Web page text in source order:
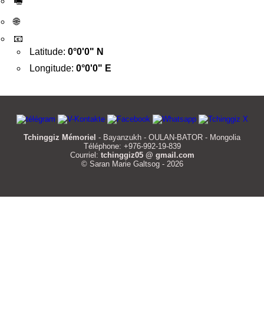
🌐
📧
Latitude: 0°0'0" N
Longitude: 0°0'0" E
Tchinggiz Mémoriel - Bayanzukh - OULAN-BATOR - Mongolia
Téléphone: +976-992-19-839
Courriel: tchinggiz05 @ gmail.com
© Saran Marie Galtsog - 2026